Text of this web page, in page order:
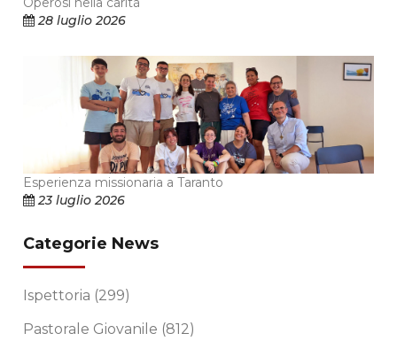
28 luglio 2026
Esperienza missionaria a Taranto
23 luglio 2026
Categorie News
Ispettoria (299)
Pastorale Giovanile (812)